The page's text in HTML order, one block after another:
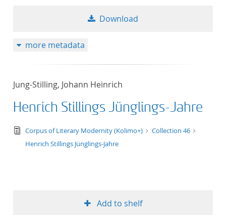
Download
more metadata
Jung-Stilling, Johann Heinrich
Henrich Stillings Jünglings-Jahre
text/tg.edition+tg.aggregation+xml
Corpus of Literary Modernity (Kolimo+)
Collection 46
Henrich Stillings Jünglings-Jahre
Add to shelf